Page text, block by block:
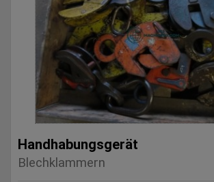
Handhabungsgerät
Blechklammern